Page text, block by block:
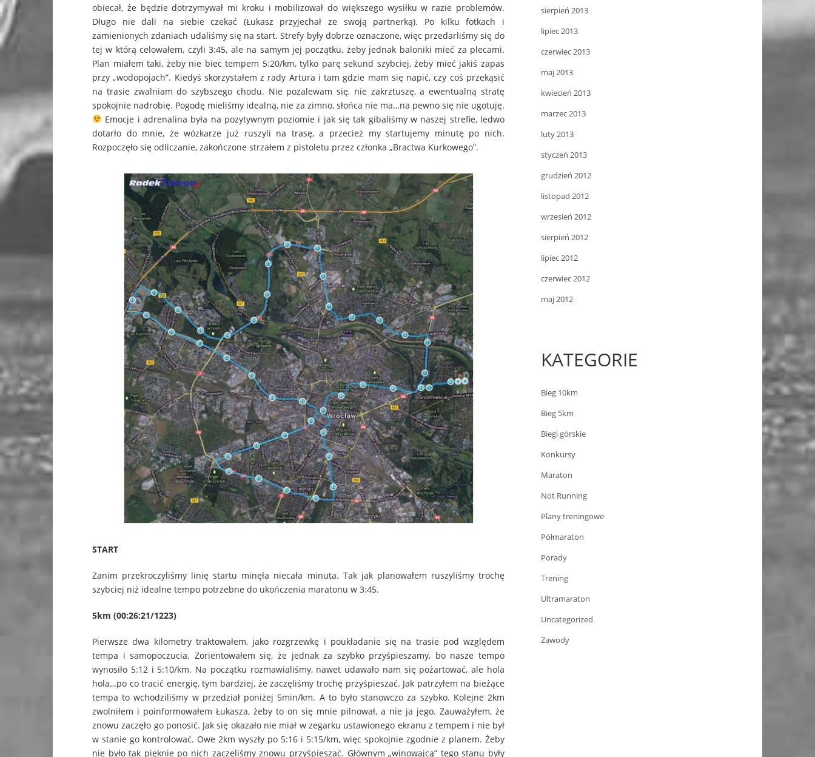
obiecał, że będzie dotrzymywał mi kroku i mobilizował do większego wysiłku w razie problemów.
Długo nie dali na siebie czekać (Łukasz przyjechał ze swoją partnerką). Po kilku fotkach i
zamienionych zdaniach udaliśmy się na start. Strefy były dobrze oznaczone, więc przedarliśmy się do
tej w którą celowałem, czyli 3:45, ale na samym jej początku, żeby jednak baloniki mieć za plecami.
Plan miałem taki, żeby nie biec tempem 5:20/km, tylko parę sekund szybciej, żeby mieć jakiś zapas
przy „wodopojach”. Kiedyś skorzystałem z rady Artura i tam gdzie mam się napić, czy coś przekąsić
na trasie zwalniam do szybszego chodu. Nie pozalewam się, nie zakrztuszę, a ewentualną stratę
spokojnie nadrobię. Pogodę mieliśmy idealną, nie za zimno, słońca nie ma…na pewno się nie ugotuję.
Emocje i adrenalina była na pozytywnym poziomie i jak się tak gibaliśmy w naszej strefie, ledwo
dotarło do mnie, że wózkarze już ruszyli na trasę, a przecież my startujemy minutę po nich.
Rozpoczęło się odliczanie, zakończone strzałem z pistoletu przez członka „Bractwa Kurkowego”.
START
Zanim przekroczyliśmy linię startu minęła niecała minuta. Tak jak planowałem ruszyliśmy trochę
szybciej niż idealne tempo potrzebne do ukończenia maratonu w 3:45.
5km (00:26:21/1223)
Pierwsze dwa kilometry traktowałem, jako rozgrzewkę i poukładanie się na trasie pod względem
tempa i samopoczucia. Zorientowałem się, że jednak za szybko przyśpieszamy, bo nasze tempo
wynosiło 5:12 i 5:10/km. Na początku rozmawialiśmy, nawet udawało nam się pożartować, ale hola
hola…po co tracić energię, tym bardziej, że zaczęliśmy trochę przyśpieszać. Jak patrzyłem na bieżące
tempa to wchodziliśmy w przedział poniżej 5min/km. A to było stanowczo za szybko. Kolejne 2km
zwolniłem i poinformowałem Łukasza, żeby to on się mnie pilnował, a nie ja jego. Zauważyłem, że
znowu zaczęło go ponosić. Jak się okazało nie miał w zegarku ustawionego ekranu z tempem i nie był
w stanie go kontrolować. Owe 2km wyszły po 5:16 i 5:15/km, więc spokojnie zgodnie z planem. Żeby
nie było tak pięknie po nich zaczęliśmy znowu przyśpieszać. Głównym „winowajcą” tego stanu były
sierpień 2013
lipiec 2013
czerwiec 2013
maj 2013
kwiecień 2013
marzec 2013
luty 2013
styczeń 2013
grudzień 2012
listopad 2012
wrzesień 2012
sierpień 2012
lipiec 2012
czerwiec 2012
maj 2012
KATEGORIE
Bieg 10km
Bieg 5km
Biegi górskie
Konkursy
Maraton
Not Running
Plany treningowe
Półmaraton
Porady
Trening
Ultramaraton
Uncategorized
Zawody